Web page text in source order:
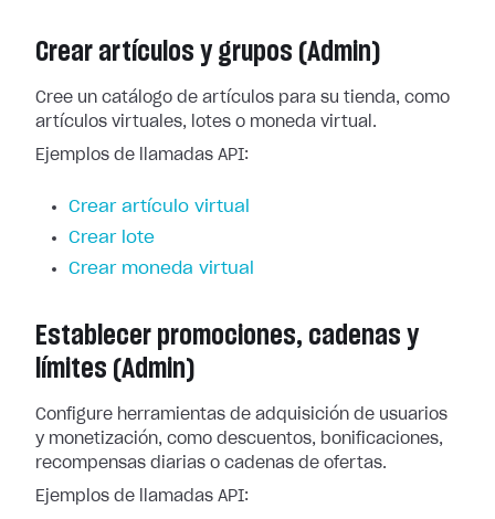
Crear artículos y grupos (Admin)
Cree un catálogo de artículos para su tienda, como
artículos virtuales, lotes o moneda virtual.
Ejemplos de llamadas API:
Crear artículo virtual
Crear lote
Crear moneda virtual
Establecer promociones, cadenas y
límites (Admin)
Configure herramientas de adquisición de usuarios
y monetización, como descuentos, bonificaciones,
recompensas diarias o cadenas de ofertas.
Ejemplos de llamadas API: